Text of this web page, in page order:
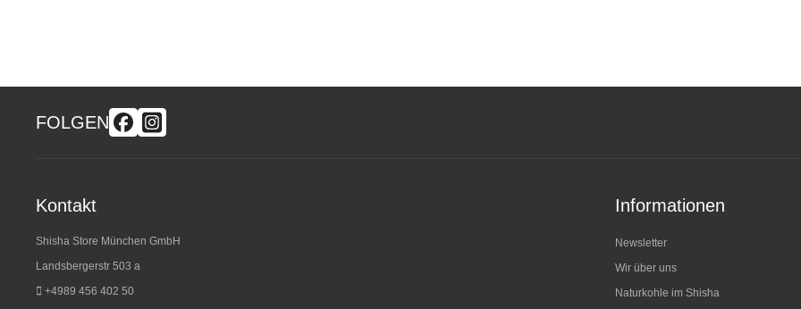
FOLGEN
Kontakt
Shisha Store München GmbH
Landsbergerstr 503 a
+4989 456 402 50
Informationen
Newsletter
Wir über uns
Naturkohle im Shisha